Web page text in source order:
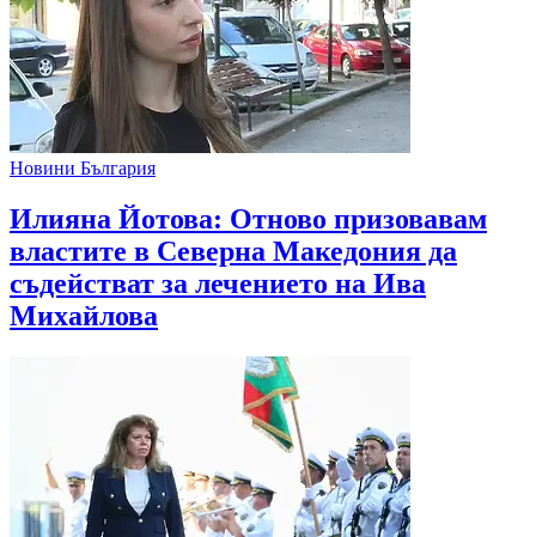
Новини България
Илияна Йотова: Отново призовавам
властите в Северна Македония да
съдействат за лечението на Ива
Михайлова